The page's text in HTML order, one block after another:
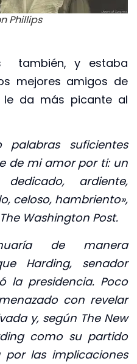
Phillips
también, y estaba
mejores amigos de
le da más picante al
palabras suficientes
de mi amor por ti: un
ardiente,
celoso, hambriento»,
Washington Post.
de manera
Harding, senador
la presidencia. Poco
con revelar
y, según The New
como su partido
las implicaciones